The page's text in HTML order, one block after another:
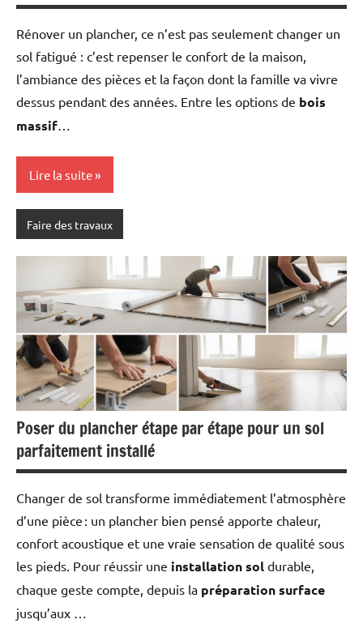
Rénover un plancher, ce n’est pas seulement changer un
sol fatigué : c’est repenser le confort de la maison,
l’ambiance des pièces et la façon dont la famille va vivre
dessus pendant des années. Entre les options de bois
massif…
Lire la suite
Faire des travaux
Poser du plancher étape par étape pour un sol
parfaitement installé
Changer de sol transforme immédiatement l’atmosphère
d’une pièce : un plancher bien pensé apporte chaleur,
confort acoustique et une vraie sensation de qualité sous
les pieds. Pour réussir une installation sol durable,
chaque geste compte, depuis la préparation surface
jusqu’aux …